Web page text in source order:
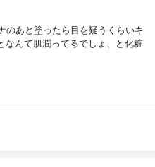
のあと塗ったら目を疑うくらいキ
なんて肌潤ってるでしょ、と化粧